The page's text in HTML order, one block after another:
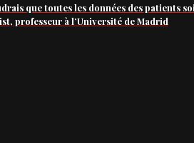
que toutes les données des patients
professeur à l’Université de Madrid